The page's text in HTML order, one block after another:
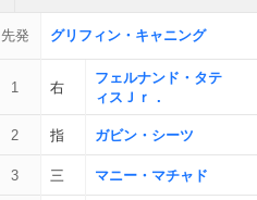
先発 グリフィン・キャニング
1 右
フェルナンド・タテ
ィスＪｒ．
2 指 ガビン・シーツ
3 三 マニー・マチャド